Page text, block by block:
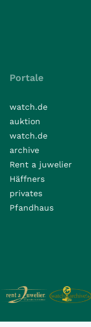
Portale
watch.de
auktion
watch.de
archive
Rent a juwelier
Häffners
privates
Pfandhaus